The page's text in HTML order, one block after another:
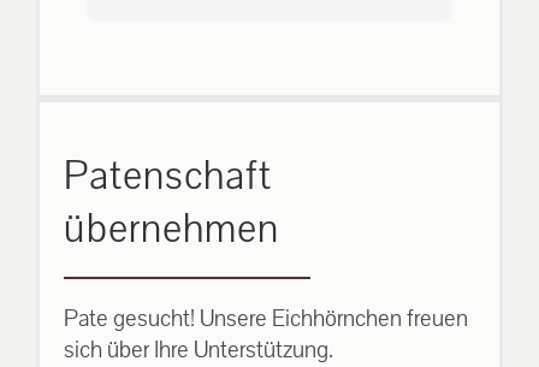
auf: 0162-7909946
Patenschaft
übernehmen
Pate gesucht! Unsere Eichhörnchen freuen
sich über Ihre Unterstützung.